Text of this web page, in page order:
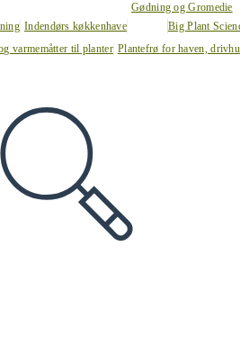
Indendørs køkkenhave
Gødning og Gromedie
Big Plant
varmemåtter til planter Plantefrø for haven,